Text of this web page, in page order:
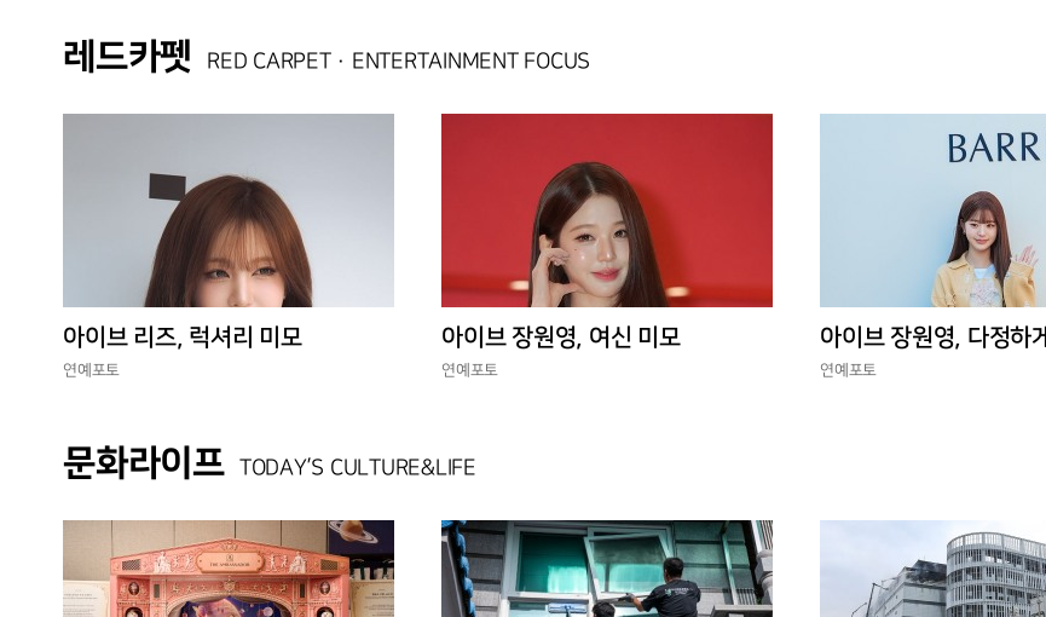
레드카펫 RED CARPET · ENTERTAINMENT FOCUS
아이브 리즈, 럭셔리 미모
연예포토
아이브 장원영, 여신 미모
연예포토
아이브 장원영, 다정하게
연예포토
문화라이프 TODAY’S CULTURE&LIFE